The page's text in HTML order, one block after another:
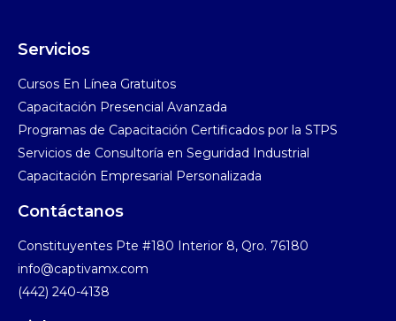
Servicios
Cursos En Línea Gratuitos​
Capacitación Presencial Avanzada​
Programas de Capacitación Certificados por la STPS​
Servicios de Consultoría en Seguridad Industrial​
Capacitación Empresarial Personalizada
Contáctanos
Constituyentes Pte #180 Interior 8, Qro. 76180
info@captivamx.com
(442) 240-4138